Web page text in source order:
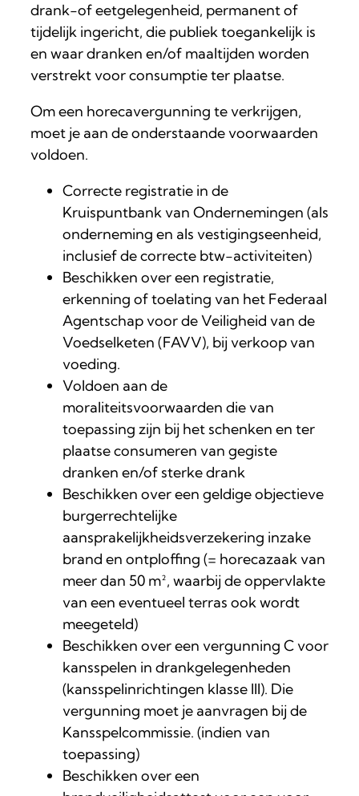
drank-of eetgelegenheid, permanent of
tijdelijk ingericht, die publiek toegankelijk is
en waar dranken en/of maaltijden worden
verstrekt voor consumptie ter plaatse.
Om een horecavergunning te verkrijgen,
moet je aan de onderstaande voorwaarden
voldoen.
Correcte registratie in de
Kruispuntbank van Ondernemingen (als
onderneming en als vestigingseenheid,
inclusief de correcte btw-activiteiten)
Beschikken over een registratie,
erkenning of toelating van het Federaal
Agentschap voor de Veiligheid van de
Voedselketen (FAVV), bij verkoop van
voeding.
Voldoen aan de
moraliteitsvoorwaarden die van
toepassing zijn bij het schenken en ter
plaatse consumeren van gegiste
dranken en/of sterke drank
Beschikken over een geldige objectieve
burgerrechtelijke
aansprakelijkheidsverzekering inzake
brand en ontploffing (= horecazaak van
meer dan 50 m², waarbij de oppervlakte
van een eventueel terras ook wordt
meegeteld)
Beschikken over een vergunning C voor
kansspelen in drankgelegenheden
(kansspelinrichtingen klasse III). Die
vergunning moet je aanvragen bij de
Kansspelcommissie. (indien van
toepassing)
Beschikken over een